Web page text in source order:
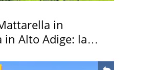
in
in Alto Adige: la